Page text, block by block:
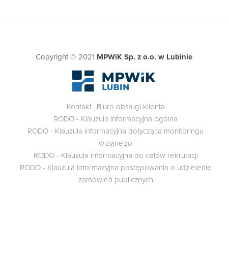
Copyright © 2021 MPWiK Sp. z o.o. w Lubinie
Kontakt
Biuro obsługi klienta
RODO - Klauzula informacyjna ogólna
RODO - Klauzula informacyjna dotycząca monitoringu
wizyjnego
RODO - Klauzula informacyjna do celów rekrutacji
RODO - Klauzula informacyjna postępowania o udzielenie
zamówień publicznych